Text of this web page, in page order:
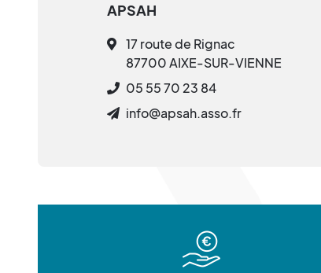
APSAH
17 route de Rignac
87700 AIXE-SUR-VIENNE
05 55 70 23 84
info@apsah.asso.fr